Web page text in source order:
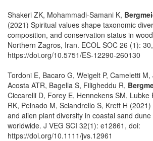
Shakeri ZK, Mohammadi-Samani K,
(2021) Spiritual values shape taxonomic
composition, and conservation status in
Northern Zagros, Iran. ECOL SOC 26 (1):
https://doi.org/10.5751/ES-12290-260130
Tordoni E, Bacaro G, Weigelt P, Cameletti
Acosta ATR, Bagella S, Filigheddu R,
Ciccarelli D, Forey E, Hennekens SM, Lubke
RK, Peinado M, Sciandrello S, Kreft H
and alien plant diversity in coastal sand
worldwide. J VEG SCI 32(1): e12861, doi:
https://doi.org/10.1111/jvs.12961